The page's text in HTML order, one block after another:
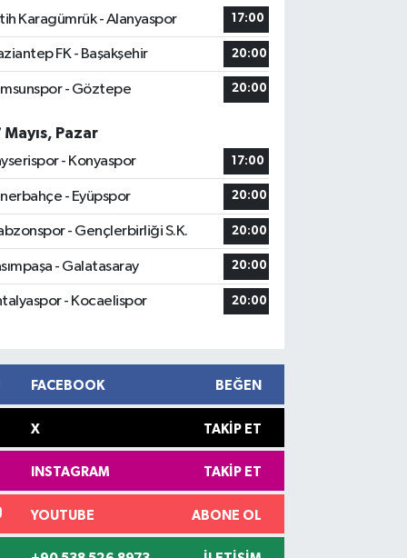
Karagümrük - Alanyaspor
17:00
FK - Başakşehir 20:00
- Göztepe 20:00
Mayıs, Pazar
- Konyaspor
17:00
- Eyüpspor 20:00
- Gençlerbirliği S.K. 20:00
- Galatasaray 20:00
- Kocaelispor 20:00
FACEBOOK BEĞEN
X TAKIP ET
INSTAGRAM TAKIP ET
YOUTUBE ABONE OL